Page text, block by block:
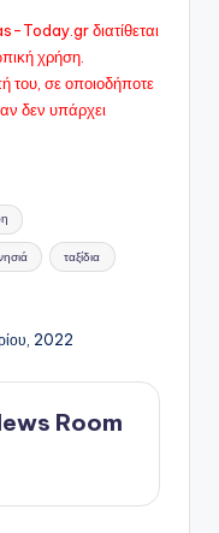
Today.gr διατίθεται
χρήση.
του, σε οποιοδήποτε
δεν υπάρχει
ταξίδια
2022
Room